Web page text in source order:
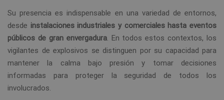
Su presencia es indispensable en una variedad de entornos,
desde instalaciones industriales y comerciales hasta eventos
públicos de gran envergadura. En todos estos contextos, los
vigilantes de explosivos se distinguen por su capacidad para
mantener la calma bajo presión y tomar decisiones
informadas para proteger la seguridad de todos los
involucrados.